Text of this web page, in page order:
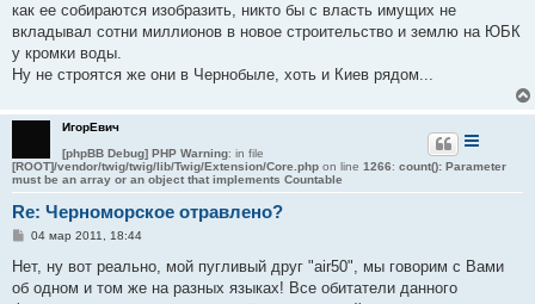
как ее собираются изобразить, никто бы с власть имущих не
вкладывал сотни миллионов в новое строительство и землю на ЮБК
у кромки воды.
Ну не строятся же они в Чернобыле, хоть и Киев рядом...
ИгорЕвич
[phpBB Debug] PHP Warning: in file
[ROOT]/vendor/twig/twig/lib/Twig/Extension/Core.php on line 1266: count(): Parameter
must be an array or an object that implements Countable
Re: Черноморское отравлено?
С
о
щ
04 мар 2011, 18:44
Нет, ну вот реально, мой пугливый друг "air50", мы говорим с Вами
об одном и том же на разных языках! Все обитатели данного